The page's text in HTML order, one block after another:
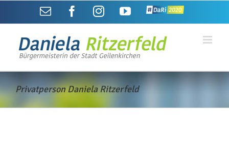
springen
E-
Mail
FacebookInstagramYouTube
DaRi2020
Privatperson Daniela Ritzerfeld